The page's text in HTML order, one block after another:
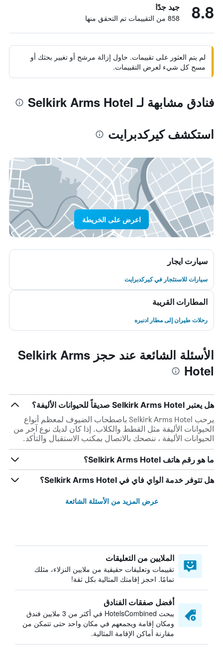
8.8 جيد جدًا
858 من التقييمات تم التحقق منها
لم يتم العثور على تقييمات. حاول إزالة مرشح أو تغيير بحثك أو
مسح كل شيء لعرض التقييمات.
فنادق مشابهة لـ Selkirk Arms Hotel
استكشف كيركدبرايت
اعرض على الخريطة
سيارت ايجار
سيارات للاستئجار في كيركدبرايت
المطارات القريبة
رحلات طيران إلى مطار ادنبره
الأسئلة الشائعة عند حجز Selkirk Arms
Hotel
هل يعتبر Selkirk Arms Hotel صديقاً للحيوانات الأليفة؟
يرحب Selkirk Arms Hotel باصطحاب الضيوف لمعظم أنواع
الحيوانات الأليفة مثل القطط والكلاب. إذا كان لديك نوع آخر من
الحيوانات الأليفة ، ننصحك بالاتصال بمكتب الاستقبال والتأكد.
ما هو رقم هاتف Selkirk Arms Hotel؟
هل تتوفر خدمة الواي فاي في Selkirk Arms Hotel؟
عرض المزيد من الأسئلة الشائعة
الملايين من التعليقات
تقييمات وتعليقات حقيقية من ملايين النزلاء، مثلك
تمامًا. احجز إقامتك المثالية بكل ثقة!
أفضل صفقات الفنادق
يبحث HotelsCombined في أكثر من 3 ملايين فندق
ومكان إقامة ويجمعهم في مكان واحد حتى تتمكن من
مقارنة أماكن الإقامة المثالية.